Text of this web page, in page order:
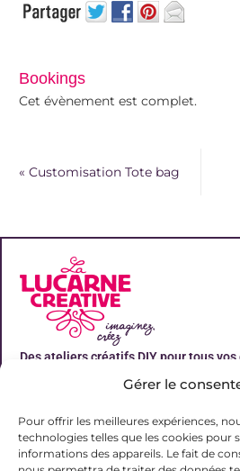
Gérer le
Pour offrir les meilleures expériences,
technologies telles que les cookies pour
informations des appareils. Le fait de
Bookings
Cet évènement est complet.
« Customisation Tote bag
Des ateliers créatifs DIY pour tous
Liens utiles